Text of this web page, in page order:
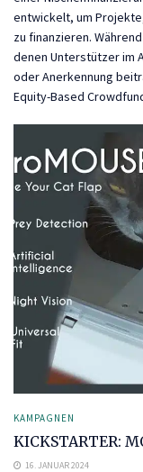
entwickelt, um
zu finanzieren.
denen Unterstützer im
oder Anerkennung
Equity-Based
KAMPAGNEN
KICKSTARTER:
16. JANUAR 2024